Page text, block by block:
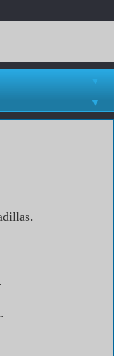
▼
▼